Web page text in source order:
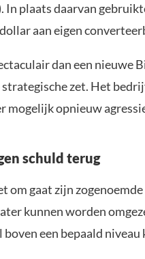
In plaats daarvan
aan eigen
dan een nieuwe
strategische zet. Het
mogelijk opnieuw
schuld terug
om gaat zijn
kunnen worden
boven een bepaald niveau